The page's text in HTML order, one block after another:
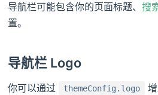
导航栏可能包含你的页面标题、 搜
置。
导航栏 Logo
你可以通过 themeConfig.logo